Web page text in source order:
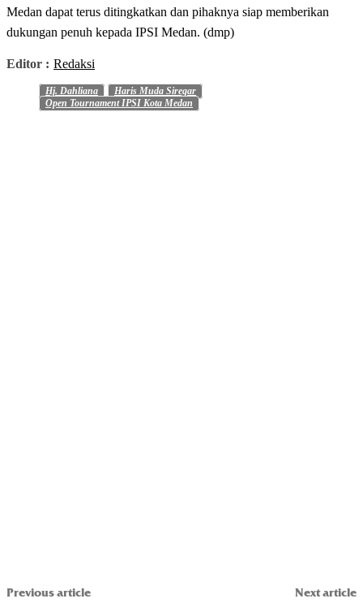
Medan dapat terus ditingkatkan dan pihaknya siap memberikan
dukungan penuh kepada IPSI Medan. (dmp)
Editor : Redaksi
Hj. Dahliana
Haris Muda Siregar
Open Tournament IPSI Kota Medan
Previous article Next article